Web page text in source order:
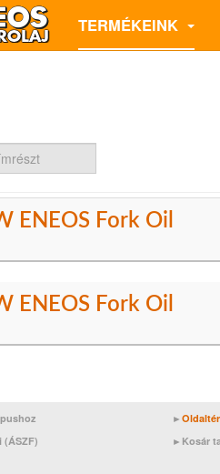
TERMÉKEINK
ENEOS Fork Oil
ENEOS Fork Oil
(ÁSZF)
►
► Kosár